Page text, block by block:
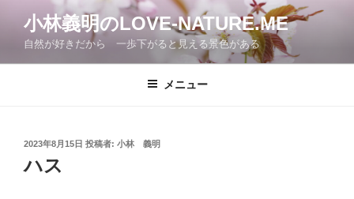
ン
小林義明のLOVE-NATURE.ME
自然が好きだから 一歩下がると見える景色がある
メニュー
投
日:
2023年8月15日 投稿者: 小林 義明
ハス